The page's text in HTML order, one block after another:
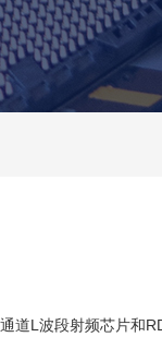
道L波段射频芯片和